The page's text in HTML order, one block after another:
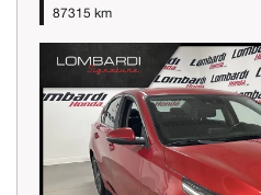
87315 km